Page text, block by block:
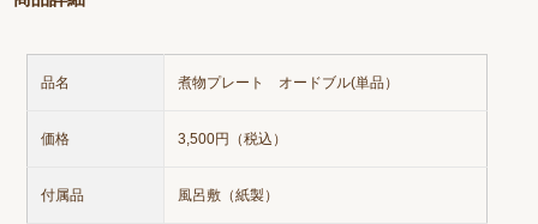
品名 煮物プレート オードブル(単品）
価格 3,500円（税込）
付属品 風呂敷（紙製）